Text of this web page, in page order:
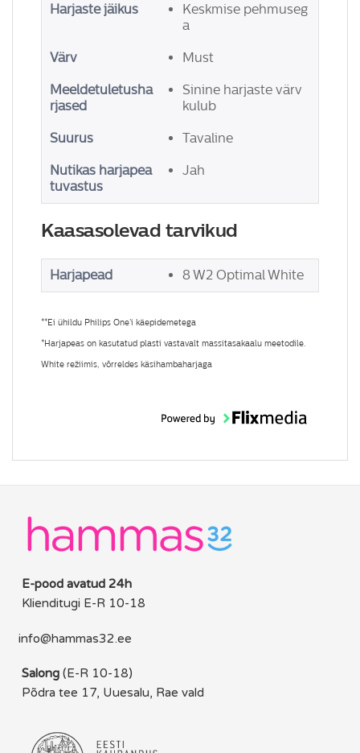
Harjaste jäikus
Keskmise pehmuseg
a
Värv Must
Meeldetuletusha
rjased
Sinine harjaste värv
kulub
Suurus Tavaline
Nutikas harjapea
tuvastus
Jah
Kaasasolevad tarvikud
Harjapead 8 W2 Optimal White
**Ei ühildu Philips One’i käepidemetega
*Harjapeas on kasutatud plasti vastavalt massitasakaalu meetodile.
White režiimis, võrreldes käsihambaharjaga
E-pood avatud 24h
Klienditugi E-R 10-18
info@hammas32.ee
Salong (E-R 10-18)
Põdra tee 17, Uuesalu, Rae vald